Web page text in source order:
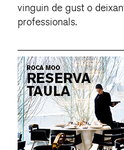
vinguin de gust o
professionals.